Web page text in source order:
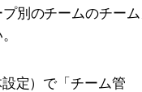
別のチームのチー
定）で「チーム管